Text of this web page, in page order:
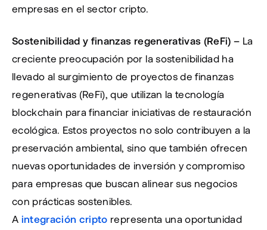
empresas en el sector cripto.
Sostenibilidad y finanzas regenerativas (ReFi) – La
creciente preocupación por la sostenibilidad ha
llevado al surgimiento de proyectos de finanzas
regenerativas (ReFi), que utilizan la tecnología
blockchain para financiar iniciativas de restauración
ecológica. Estos proyectos no solo contribuyen a la
preservación ambiental, sino que también ofrecen
nuevas oportunidades de inversión y compromiso
para empresas que buscan alinear sus negocios
con prácticas sostenibles.
A integración cripto representa una oportunidad